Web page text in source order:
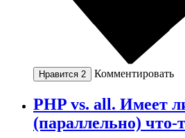
Нравится 2 Комментировать
PHP vs. all. Имеет
(параллельно) что-